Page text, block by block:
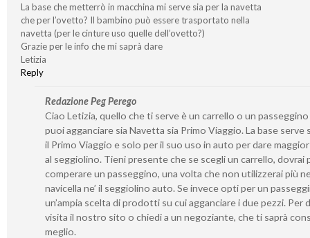
La base che metterrò in macchina mi serve sia per la navetta
che per l’ovetto? Il bambino può essere trasportato nella
navetta (per le cinture uso quelle dell’ovetto?)
Grazie per le info che mi saprà dare
Letizia
Reply
Redazione Peg Perego
Ciao Letizia, quello che ti serve è un carrello o un passeggino
puoi agganciare sia Navetta sia Primo Viaggio. La base serve
il Primo Viaggio e solo per il suo uso in auto per dare
al seggiolino. Tieni presente che se scegli un carrello, dovrai
comperare un passeggino, una volta che non utilizzerai più
navicella ne’ il seggiolino auto. Se invece opti per un
un’ampia scelta di prodotti su cui agganciare i due pezzi. Per
visita il nostro sito o chiedi a un negoziante, che ti saprà
meglio.